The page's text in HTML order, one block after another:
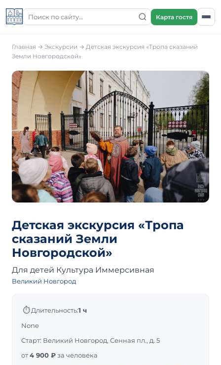
Карта гостя
Главная → Экскурсии → Детская экскурсия «Тропа сказаний
Земли Новгородской»
Детская экскурсия «Тропа
сказаний Земли
Новгородской»
Для детей Культура Иммерсивная
Великий Новгород
⏱ Длительность:1 ч
None
Старт: Великий Новгород, Сенная пл., д. 5
от4 900 ₽за человека